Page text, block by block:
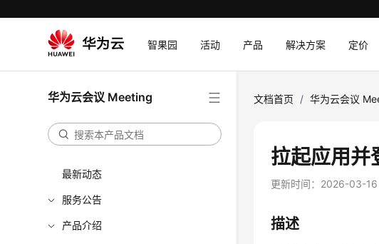
智果园 活动 产品 解决方案 定价
华为云会议 Meeting
最新动态
服务公告
产品介绍
文档首页 / 华为云会议
拉起应用并
更新时间： 2026-03-
描述